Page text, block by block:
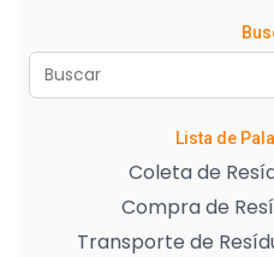
Lista de
Coleta de
Compra de
Transporte de